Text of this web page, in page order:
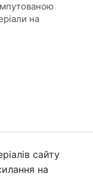
на
сайту
на